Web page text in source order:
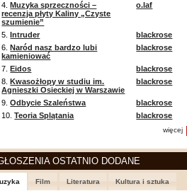
4.Muzyka sprzeczności –
recenzja płyty Kaliny „Czyste
szumienie”
o.laf
5.Intruder
blackrose
6.Naród nasz bardzo lubi
kamieniować
blackrose
7.Eidos
blackrose
8.Kwasożłopy w studiu im.
Agnieszki Osieckiej w Warszawie
blackrose
9.Odbycie Szaleństwa
blackrose
10.Teoria Splątania blackrose
więcej
OSTATNIO DODANE
Film Literatura Kultura i sztuka